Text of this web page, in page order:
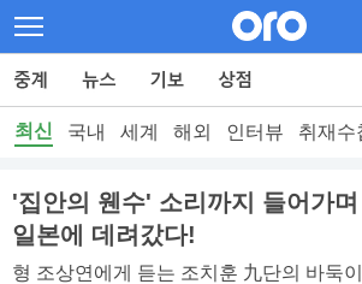
최신 국내 세계 해외 인터뷰 취재수
'집안의 웬수' 소리까지 들어가
일본에 데려갔다!
형 조상연에게 듣는 조치훈 九단의 바둑